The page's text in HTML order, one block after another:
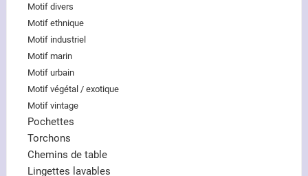
Motif divers
Motif ethnique
Motif industriel
Motif marin
Motif urbain
Motif végétal / exotique
Motif vintage
Pochettes
Torchons
Chemins de table
Lingettes lavables